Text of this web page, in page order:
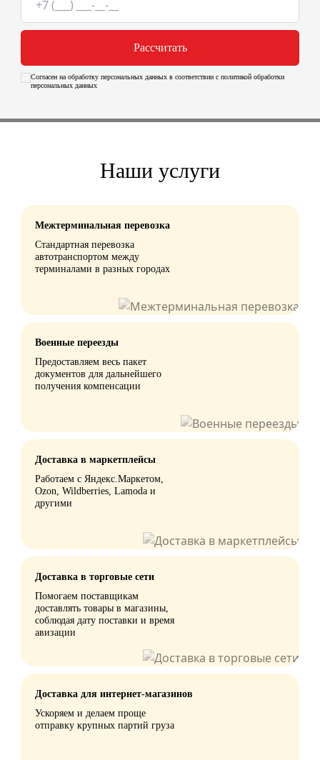
Рассчитать
Согласен на обработку персональных данных в соответствии с политикой обработки
персональных данных
Наши услуги
Межтерминальная перевозка
Стандартная перевозка
автотранспортом между
терминалами в разных городах
Военные переезды
Предоставляем весь пакет
документов для дальнейшего
получения компенсации
Доставка в маркетплейсы
Работаем с Яндекс.Маркетом,
Ozon, Wildberries, Lamoda и
другими
Доставка в торговые сети
Помогаем поставщикам
доставлять товары в магазины,
соблюдая дату поставки и время
авизации
Доставка для интернет-магазинов
Ускоряем и делаем проще
отправку крупных партий груза